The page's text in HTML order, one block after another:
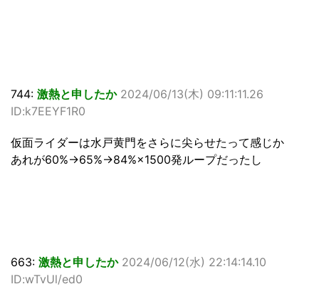
744: 激熱と申したか 2024/06/13(木) 09:11:11.26
ID:k7EEYF1R0
仮面ライダーは水戸黄門をさらに尖らせたって感じか
あれが60%→65%→84%×1500発ループだったし
663: 激熱と申したか 2024/06/12(水) 22:14:14.10
ID:wTvUl/ed0